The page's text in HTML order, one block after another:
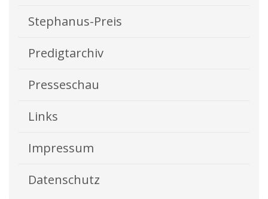
Stephanus-Preis
Predigtarchiv
Presseschau
Links
Impressum
Datenschutz